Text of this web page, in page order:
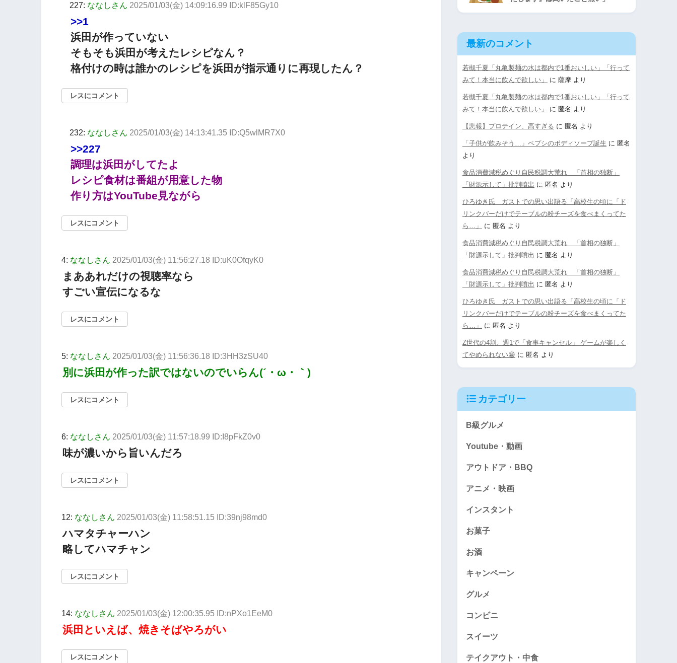
227: ななしさん 2025/01/03(金) 14:09:16.99 ID:klF85Gy10
>>1
浜田が作っていない
そもそも浜田が考えたレシピなん？
格付けの時は誰かのレシピを浜田が指示通りに再現したん？
レスにコメント
232: ななしさん 2025/01/03(金) 14:13:41.35 ID:Q5wlMR7X0
>>227
調理は浜田がしてたよ
レシピ食材は番組が用意した物
作り方はYouTube見ながら
レスにコメント
4: ななしさん 2025/01/03(金) 11:56:27.18 ID:uK0OfqyK0
まああれだけの視聴率なら
すごい宣伝になるな
レスにコメント
5: ななしさん 2025/01/03(金) 11:56:36.18 ID:3HH3zSU40
別に浜田が作った訳ではないのでいらん(´・ω・｀)
レスにコメント
6: ななしさん 2025/01/03(金) 11:57:18.99 ID:I8pFkZ0v0
味が濃いから旨いんだろ
レスにコメント
12: ななしさん 2025/01/03(金) 11:58:51.15 ID:39nj98md0
ハマタチャーハン
略してハマチャン
レスにコメント
14: ななしさん 2025/01/03(金) 12:00:35.95 ID:nPXo1EeM0
浜田といえば、焼きそばやろがい
レスにコメント
最新のコメント
若槻千夏「丸亀製麺の水は都内で1番おいしい」「行って
みて！本当に飲んで欲しい」
に 薩摩 より
若槻千夏「丸亀製麺の水は都内で1番おいしい」「行って
みて！本当に飲んで欲しい」
に 匿名 より
【悲報】プロテイン、高すぎる に 匿名 より
「子供が飲みそう…」ペプシのボディソープ誕生 に 匿名
より
食品消費減税めぐり自民税調大荒れ 「首相の独断」
「財源示して」批判噴出 に 匿名 より
ひろゆき氏 ガストでの思い出語る「高校生の頃に「ド
リンクバーだけでテーブルの粉チーズを食べまくってた
ら…」
に 匿名 より
食品消費減税めぐり自民税調大荒れ 「首相の独断」
「財源示して」批判噴出 に 匿名 より
食品消費減税めぐり自民税調大荒れ 「首相の独断」
「財源示して」批判噴出 に 匿名 より
ひろゆき氏 ガストでの思い出語る「高校生の頃に「ド
リンクバーだけでテーブルの粉チーズを食べまくってた
ら…」
に 匿名 より
Z世代の4割、週1で「食事キャンセル」 ゲームが楽しく
てやめられない😁 に 匿名 より
カテゴリー
B級グルメ
Youtube・動画
アウトドア・BBQ
アニメ・映画
インスタント
お菓子
お酒
キャンペーン
グルメ
コンビニ
スイーツ
テイクアウト・中食